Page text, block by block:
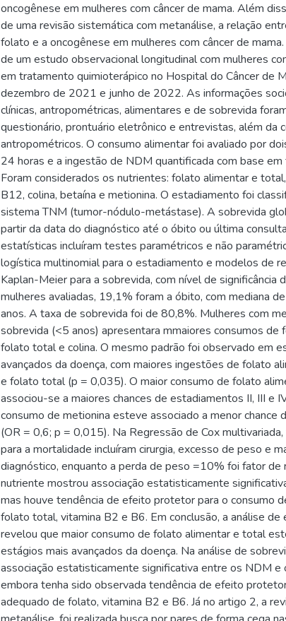
oncogênese em mulheres com câncer de mama. Além
de uma revisão sistemática com metanálise, a relação
folato e a oncogênese em mulheres com câncer de
de um estudo observacional longitudinal com mulheres
em tratamento quimioterápico no Hospital do Câncer de
dezembro de 2021 e junho de 2022. As informações
clínicas, antropométricas, alimentares e de sobrevida
questionário, prontuário eletrônico e entrevistas, além da
antropométricos. O consumo alimentar foi avaliado por
24 horas e a ingestão de NDM quantificada com base
Foram considerados os nutrientes: folato alimentar e
B12, colina, betaína e metionina. O estadiamento foi
sistema TNM (tumor-nódulo-metástase). A sobrevida
partir da data do diagnóstico até o óbito ou última
estatísticas incluíram testes paramétricos e não
logística multinomial para o estadiamento e modelos de
Kaplan-Meier para a sobrevida, com nível de significância
mulheres avaliadas, 19,1% foram a óbito, com mediana
anos. A taxa de sobrevida foi de 80,8%. Mulheres com
sobrevida (<5 anos) apresentara mmaiores consumos de
folato total e colina. O mesmo padrão foi observado em
avançados da doença, com maiores ingestões de folato
e folato total (p = 0,035). O maior consumo de folato
associou-se a maiores chances de estadiamentos II, III e
consumo de metionina esteve associado a menor chance
(OR = 0,6; p = 0,015). Na Regressão de Cox
para a mortalidade incluíram cirurgia, excesso de peso e
diagnóstico, enquanto a perda de peso =10% foi fator de
nutriente mostrou associação estatisticamente
mas houve tendência de efeito protetor para o consumo
folato total, vitamina B2 e B6. Em conclusão, a análise de
revelou que maior consumo de folato alimentar e total
estágios mais avançados da doença. Na análise de
associação estatisticamente significativa entre os NDM
embora tenha sido observada tendência de efeito
adequado de folato, vitamina B2 e B6. Já no artigo 2, a